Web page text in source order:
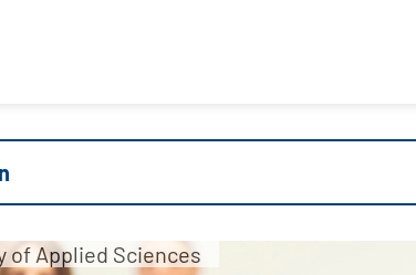
of Applied Sciences